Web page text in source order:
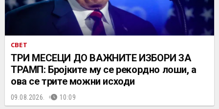
СВЕТ
ТРИ МЕСЕЦИ ДО ВАЖНИТЕ ИЗБОРИ ЗА
ТРАМП: Бројките му се рекордно лоши, а
ова се трите можни исходи
09.08.2026. 10:09